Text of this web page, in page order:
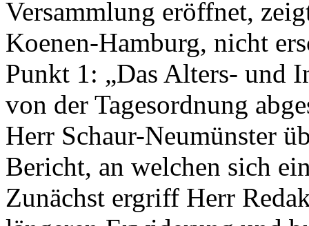
Versammlung eröffnet,
Koenen-Hamburg, nicht
Punkt 1: „Das Alters- und
von der Tagesordnung
Herr Schaur-Neumünster
Bericht, an welchen sich
Zunächst ergriff Herr